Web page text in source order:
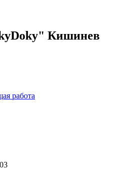
Кишинев
работа